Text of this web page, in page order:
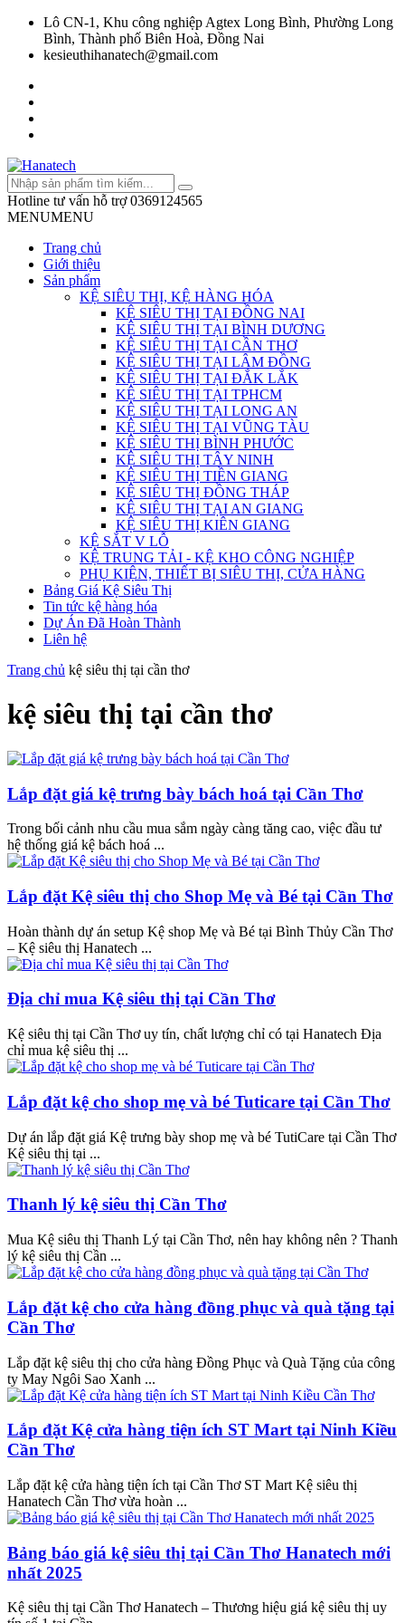
Lô CN-1, Khu công nghiệp Agtex Long Bình, Phường Long
Bình, Thành phố Biên Hoà, Đồng Nai
kesieuthihanatech@gmail.com
Hotline tư vấn hỗ trợ 0369124565
MENUMENU
Trang chủ
Giới thiệu
Sản phẩm
KỆ SIÊU THỊ, KỆ HÀNG HÓA
KỆ SIÊU THỊ TẠI ĐỒNG NAI
KỆ SIÊU THỊ TẠI BÌNH DƯƠNG
KỆ SIÊU THỊ TẠI CẦN THƠ
KỆ SIÊU THỊ TẠI LÂM ĐỒNG
KỆ SIÊU THỊ TẠI ĐẮK LẮK
KỆ SIÊU THỊ TẠI TPHCM
KỆ SIÊU THỊ TẠI LONG AN
KỆ SIÊU THỊ TẠI VŨNG TÀU
KỆ SIÊU THỊ BÌNH PHƯỚC
KỆ SIÊU THỊ TÂY NINH
KỆ SIÊU THỊ TIỀN GIANG
KỆ SIÊU THỊ ĐỒNG THÁP
KỆ SIÊU THỊ TẠI AN GIANG
KỆ SIÊU THỊ KIÊN GIANG
KỆ SẮT V LỖ
KỆ TRUNG TẢI - KỆ KHO CÔNG NGHIỆP
PHỤ KIỆN, THIẾT BỊ SIÊU THỊ, CỬA HÀNG
Bảng Giá Kệ Siêu Thị
Tin tức kệ hàng hóa
Dự Án Đã Hoàn Thành
Liên hệ
Trang chủ kệ siêu thị tại cần thơ
kệ siêu thị tại cần thơ
Lắp đặt giá kệ trưng bày bách hoá tại Cần Thơ
Trong bối cảnh nhu cầu mua sắm ngày càng tăng cao, việc đầu tư
hệ thống giá kệ bách hoá ...
Lắp đặt Kệ siêu thị cho Shop Mẹ và Bé tại Cần Thơ
Hoàn thành dự án setup Kệ shop Mẹ và Bé tại Bình Thủy Cần Thơ
– Kệ siêu thị Hanatech ...
Địa chỉ mua Kệ siêu thị tại Cần Thơ
Kệ siêu thị tại Cần Thơ uy tín, chất lượng chỉ có tại Hanatech Địa
chỉ mua kệ siêu thị ...
Lắp đặt kệ cho shop mẹ và bé Tuticare tại Cần Thơ
Dự án lắp đặt giá Kệ trưng bày shop mẹ và bé TutiCare tại Cần Thơ
Kệ siêu thị tại ...
Thanh lý kệ siêu thị Cần Thơ
Mua Kệ siêu thị Thanh Lý tại Cần Thơ, nên hay không nên ? Thanh
lý kệ siêu thị Cần ...
Lắp đặt kệ cho cửa hàng đồng phục và quà tặng tại
Cần Thơ
Lắp đặt kệ siêu thị cho cửa hàng Đồng Phục và Quà Tặng của công
ty May Ngôi Sao Xanh ...
Lắp đặt Kệ cửa hàng tiện ích ST Mart tại Ninh Kiều
Cần Thơ
Lắp đặt kệ cửa hàng tiện ích tại Cần Thơ ST Mart Kệ siêu thị
Hanatech Cần Thơ vừa hoàn ...
Bảng báo giá kệ siêu thị tại Cần Thơ Hanatech mới
nhất 2025
Kệ siêu thị tại Cần Thơ Hanatech – Thương hiệu giá kệ siêu thị uy